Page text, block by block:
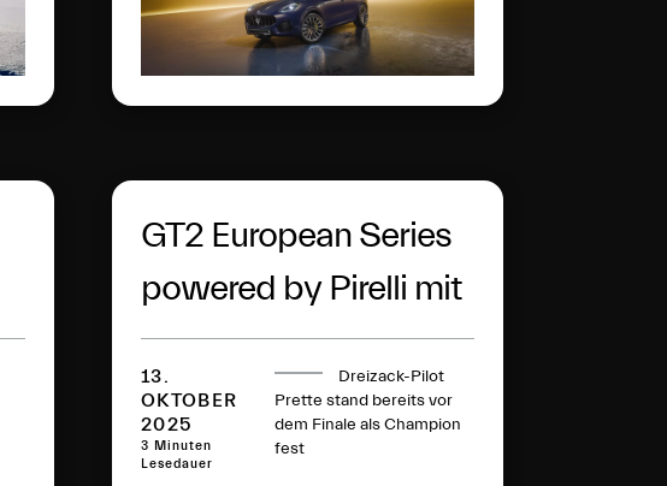
GT2 European Series
powered by Pirelli mit
weiteren Siegen
13.
OKTOBER
2025
3 Minuten
Lesedauer
Dreizack-Pilot
Prette stand bereits vor
dem Finale als Champion
fest